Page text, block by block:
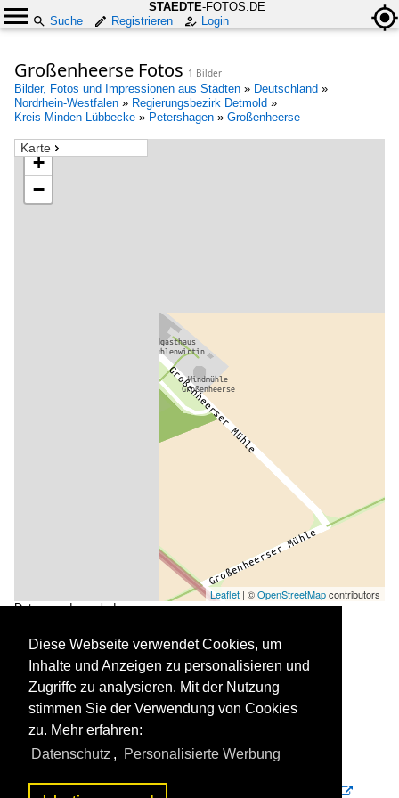
STAEDTE-FOTOS.DE
Suche
Registrieren Login
Großenheerse Fotos 1 Bilder
Bilder, Fotos und Impressionen aus Städten » Deutschland »
Nordrhein-Westfalen » Regierungsbezirk Detmold »
Kreis Minden-Lübbecke » Petershagen » Großenheerse
Karte
+
−
Leaflet | ©OpenStreetMapcontributors
Daten werden geladen

Diese Webseite verwendet Cookies, um
Inhalte und Anzeigen zu personalisieren und
Zugriffe zu analysieren. Mit der Nutzung
stimmen Sie der Verwendung von Cookies
zu. Mehr erfahren:
Datenschutz , Personalisierte Werbung